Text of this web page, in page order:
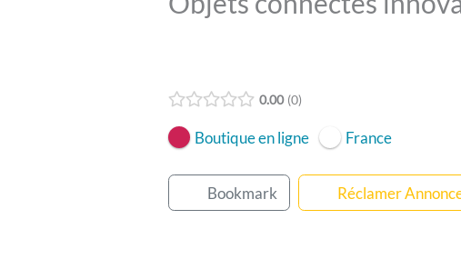
0.00 0
Boutique en ligne France
Bookmark Réclamer